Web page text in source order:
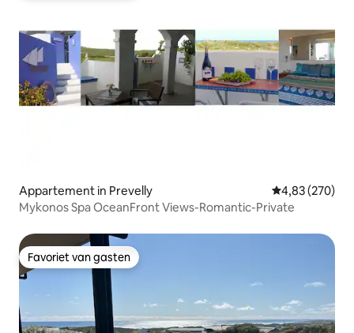
Appartement in Prevelly Gemiddelde
4,83 (270)
Mykonos Spa OceanFront Views-Romantic-Private
Favoriet van gasten
Favoriet van gasten